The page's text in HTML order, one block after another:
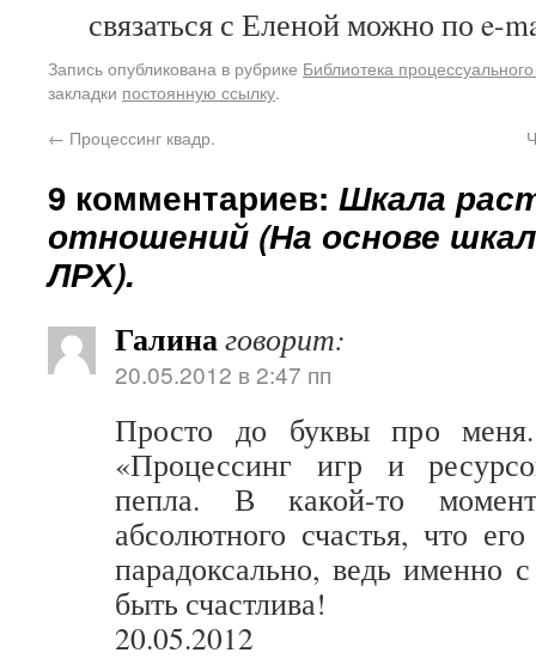
связаться с Еленой можно по e-
Запись опубликована в рубрике Библиотека
закладки постоянную ссылку.
← Процессинг квадр.
9 комментариев: Шкала
отношений (На основе
ЛРХ).
Галинаговорит:
20.05.2012 в 2:47 пп
Просто до буквы про
«Процессинг игр и
пепла. В какой-то
абсолютного счастья, что
парадоксально, ведь
быть счастлива!
20.05.2012